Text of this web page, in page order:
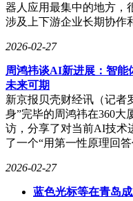
器人应用最集中的地方，
涉及上下游企业长期协
2026-02-27
周鸿祎谈AI新进展：智
未来可期
新京报贝壳财经讯（记者
身”完毕的周鸿祎在360大
访，分享了对当前AI技术
了一个“用第一性原理回
2026-02-27
蓝色光标等在青岛